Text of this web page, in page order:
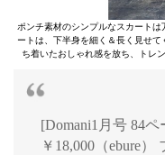
ポンチ素材のシンプルなスカート
ートは、下半身を細く＆長く見せ
ち着いたおしゃれ感を放ち、トレ
[Domani1月号 84ペ
￥18,000（ebure